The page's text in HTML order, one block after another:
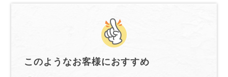
このようなお客様におすすめ